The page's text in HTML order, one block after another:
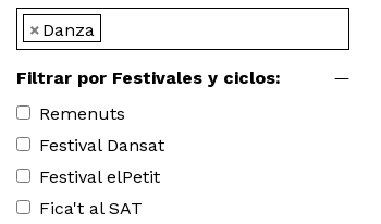
× Danza
Filtrar por Festivales y ciclos:
Remenuts
Festival Dansat
Festival elPetit
Fica't al SAT